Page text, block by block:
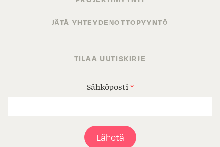
JÄTÄ YHTEYDENOTTOPYYNTÖ
TILAA UUTISKIRJE
Sähköposti *
Lähetä